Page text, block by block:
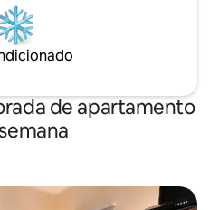
de apartamento